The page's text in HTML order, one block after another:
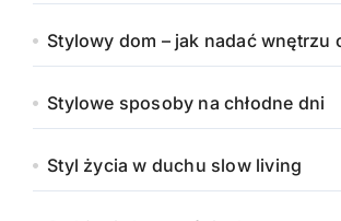
Stylowy dom – jak nadać wnętrzu
Stylowe sposoby na chłodne dni
Styl życia w duchu slow living